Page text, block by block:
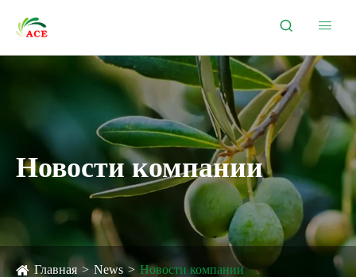
 
Новости компании
Главная News Новости компании